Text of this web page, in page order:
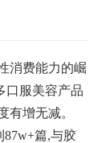
消费能力的崛
口服美容产品
有增无减。
87w+篇,与胶